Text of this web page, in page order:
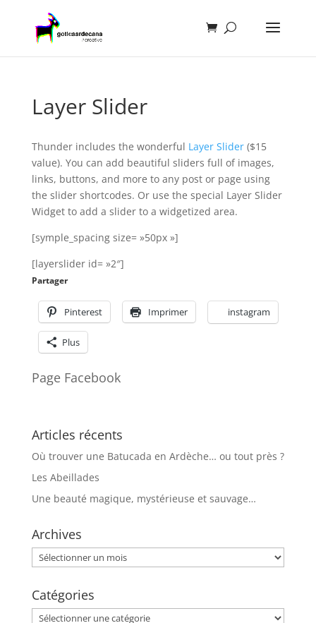
Layer Slider
Thunder includes the wonderful Layer Slider ($15
value). You can add beautiful sliders full of images,
links, buttons, and more to any post or page using
the slider shortcodes. Or use the special Layer Slider
Widget to add a slider to a widgetized area.
[symple_spacing size= »50px »]
[layerslider id= »2″]
Partager
Pinterest Imprimer instagram
Plus
Page Facebook
Articles récents
Où trouver une Batucada en Ardèche… ou tout près ?
Les Abeillades
Une beauté magique, mystérieuse et sauvage…
Archives
Archives
Catégories
Catégories